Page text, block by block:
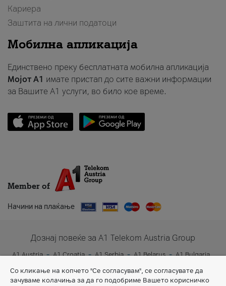
Кариера
Заштита на лични податоци
Мобилна апликација
Единствено преку бесплатната мобилна апликација
Мојот A1 имате пристап до сите важни информации
за Вашите A1 услуги, во било кое време.
Member of
Начини на плаќање
Дознај повеќе за A1 Telekom Austria Group
A1 Austria A1 Croatia A1 Serbia A1 Belarus
A1 Bulgaria
A1 Slovenia
A1 Digital
Со кликање на копчето "Се согласувам", се согласувате да
зачуваме колачиња за да го подобриме Вашето корисничко